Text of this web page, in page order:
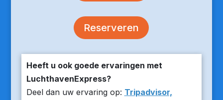
Reserveren
Heeft u ook goede ervaringen met
LuchthavenExpress?
Deel dan uw ervaring op: Tripadvisor,